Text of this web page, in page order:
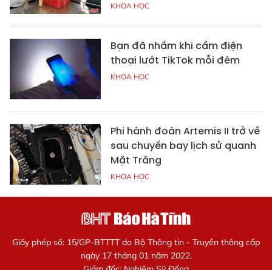
KHOA HỌC
Bạn đã nhầm khi cầm điện
thoại lướt TikTok mỗi đêm
KHOA HỌC
Phi hành đoàn Artemis II trở về
sau chuyến bay lịch sử quanh
Mặt Trăng
KHOA HỌC
Giấy phép số: 15/GP-BTTTT do Bộ Thông tin - Truyền thông cấp
ngày 17 tháng 01 năm 2022.